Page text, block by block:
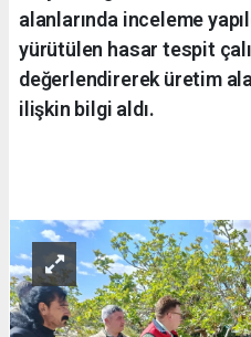
alanlarında inceleme
yürütülen hasar tespit
değerlendirerek üretim
ilişkin bilgi aldı.